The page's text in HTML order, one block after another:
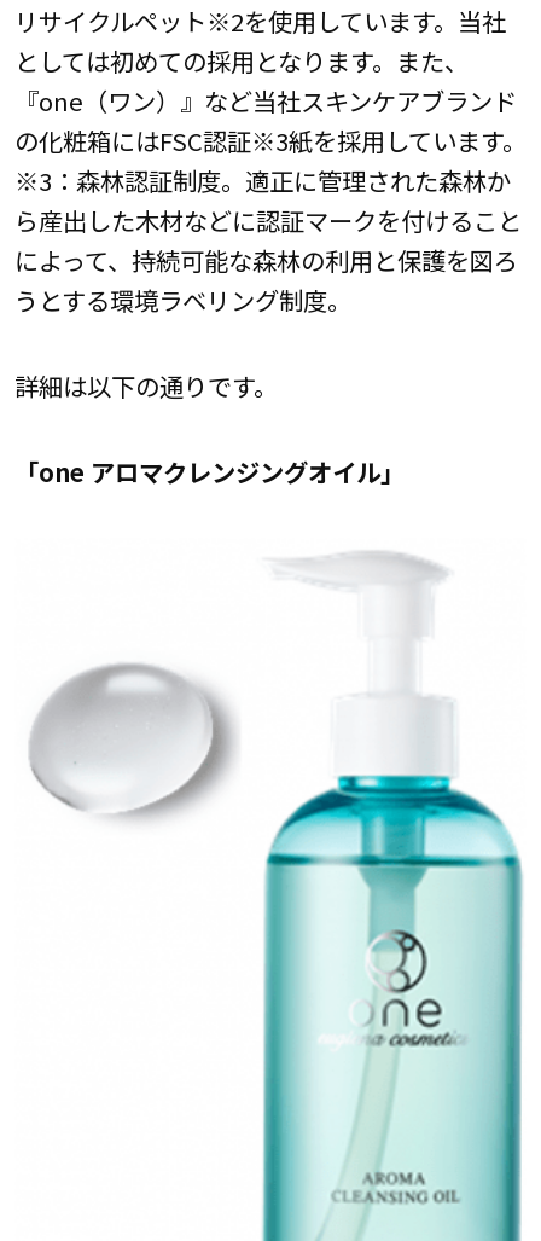
リサイクルペット※2を使用しています。当社
としては初めての採用となります。また、
『one（ワン）』など当社スキンケアブランド
の化粧箱にはFSC認証※3紙を採用しています。
※3：森林認証制度。適正に管理された森林か
ら産出した木材などに認証マークを付けること
によって、持続可能な森林の利用と保護を図ろ
うとする環境ラベリング制度。
詳細は以下の通りです。
「one アロマクレンジングオイル」